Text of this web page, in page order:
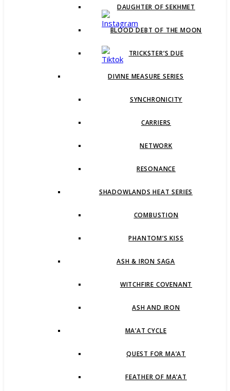
DAUGHTER OF SEKHMET
BLOOD DEBT OF THE MOON
TRICKSTER’S DUE
DIVINE MEASURE SERIES
SYNCHRONICITY
CARRIERS
NETWORK
RESONANCE
SHADOWLANDS HEAT SERIES
COMBUSTION
PHANTOM’S KISS
ASH & IRON SAGA
WITCHFIRE COVENANT
ASH AND IRON
MA’AT CYCLE
QUEST FOR MA’AT
FEATHER OF MA’AT